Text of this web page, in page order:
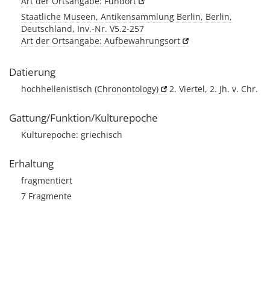
Staatliche Museen, Antikensammlung Berlin, Berlin,
Deutschland, Inv.-Nr. V5.2-257
Art der Ortsangabe: Aufbewahrungsort
Datierung
hochhellenistisch (Chronontology) 2. Viertel, 2. Jh. v. Chr.
Gattung/Funktion/Kulturepoche
Kulturepoche: griechisch
Erhaltung
fragmentiert
7 Fragmente